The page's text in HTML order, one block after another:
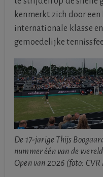
kenmerkt zich door
internationale klasse
gemoedelijke
De 17-jarige Thijs
nummer één van de
Open van 2026 (foto: